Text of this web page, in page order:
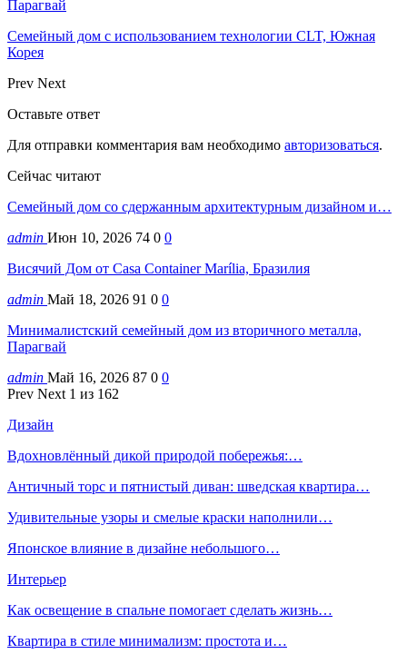
Парагвай
Семейный дом с использованием технологии CLT, Южная
Корея
Prev Next
Оставьте ответ
Для отправки комментария вам необходимо авторизоваться.
Сейчас читают
Семейный дом со сдержанным архитектурным дизайном и…
admin Июн 10, 2026 74 0 0
Висячий Дом от Casa Container Marília, Бразилия
admin Май 18, 2026 91 0 0
Минималистский семейный дом из вторичного металла,
Парагвай
admin Май 16, 2026 87 0 0
Prev Next 1 из 162
Дизайн
Вдохновлённый дикой природой побережья:…
Античный торс и пятнистый диван: шведская квартира…
Удивительные узоры и смелые краски наполнили…
Японское влияние в дизайне небольшого…
Интерьер
Как освещение в спальне помогает сделать жизнь…
Квартира в стиле минимализм: простота и…